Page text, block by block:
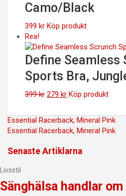
Camo/Black
399 kr Köp produkt
Rea!
Define Seamless
Sports Bra,
399kr Det
priset
var:
399 kr.
279 krDet
priset
är:
279 kr.
Köp produkt
Inläggsnavigering
Essential Racerback, Mineral Pink
Essential Racerback, Mineral Pink
Senaste Artiklarna
Livsstil
Sänghälsa handlar om